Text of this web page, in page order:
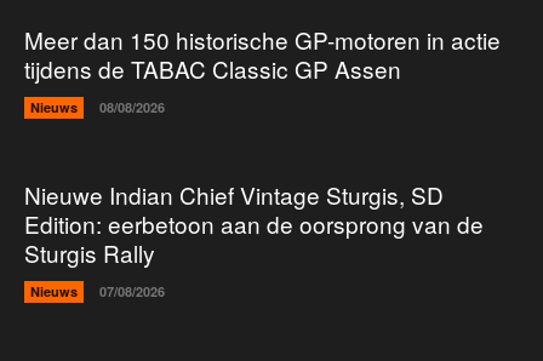
Meer dan 150 historische GP-motoren in actie
tijdens de TABAC Classic GP Assen
Nieuws 08/08/2026
Nieuwe Indian Chief Vintage Sturgis, SD
Edition: eerbetoon aan de oorsprong van de
Sturgis Rally
Nieuws 07/08/2026